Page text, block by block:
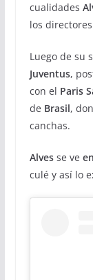
cualidades
los
Luego de su
Juventus,
con el Paris
de Brasil,
canchas.
Alves se ve
culé y así lo